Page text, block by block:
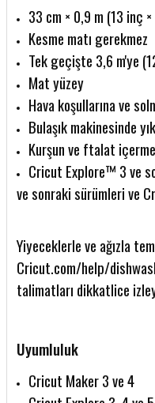
33 cm × 0,9 m (13 inç
Kesme matı gerekmez
Tek geçişte 3,6 m'ye
Mat yüzey
Hava koşullarına ve
Bulaşık makinesinde
Kurşun ve ftalat
Cricut Explore™ 3 ve
ve sonraki sürümleri ve
Yiyeceklerle ve ağızla
Cricut.com/help/
talimatları dikkatlice
Uyumluluk
Cricut Maker 3 ve 4